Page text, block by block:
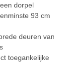
dorpel
93 cm
deuren van
toegankelijke